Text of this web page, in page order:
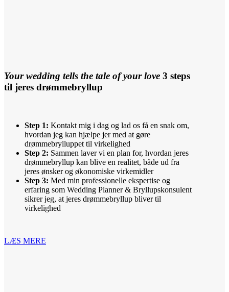
Your wedding tells the tale of your love 3 steps
til jeres drømmebryllup
Step 1: Kontakt mig i dag og lad os få en snak om,
hvordan jeg kan hjælpe jer med at gøre
drømmebrylluppet til virkelighed
Step 2: Sammen laver vi en plan for, hvordan jeres
drømmebryllup kan blive en realitet, både ud fra
jeres ønsker og økonomiske virkemidler
Step 3: Med min professionelle ekspertise og
erfaring som Wedding Planner & Bryllupskonsulent
sikrer jeg, at jeres drømmebryllup bliver til
virkelighed
LÆS MERE